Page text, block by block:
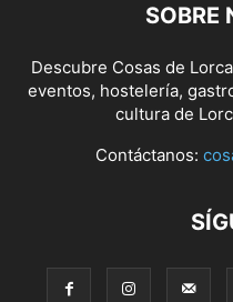
SOBRE
Descubre Cosas de
eventos, hostelería,
cultura de
Contáctanos: